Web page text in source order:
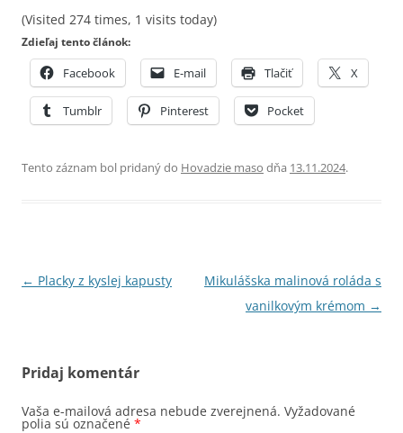
(Visited 274 times, 1 visits today)
Zdieľaj tento článok:
Facebook E-mail Tlačiť X
Tumblr Pinterest Pocket
Tento záznam bol pridaný do Hovadzie maso dňa 13.11.2024.
Navigácia
← Placky z kyslej kapusty
Mikulášska malinová roláda s
vanilkovým krémom →
Pridaj komentár
Vaša e-mailová adresa nebude zverejnená. Vyžadované
polia sú označené *